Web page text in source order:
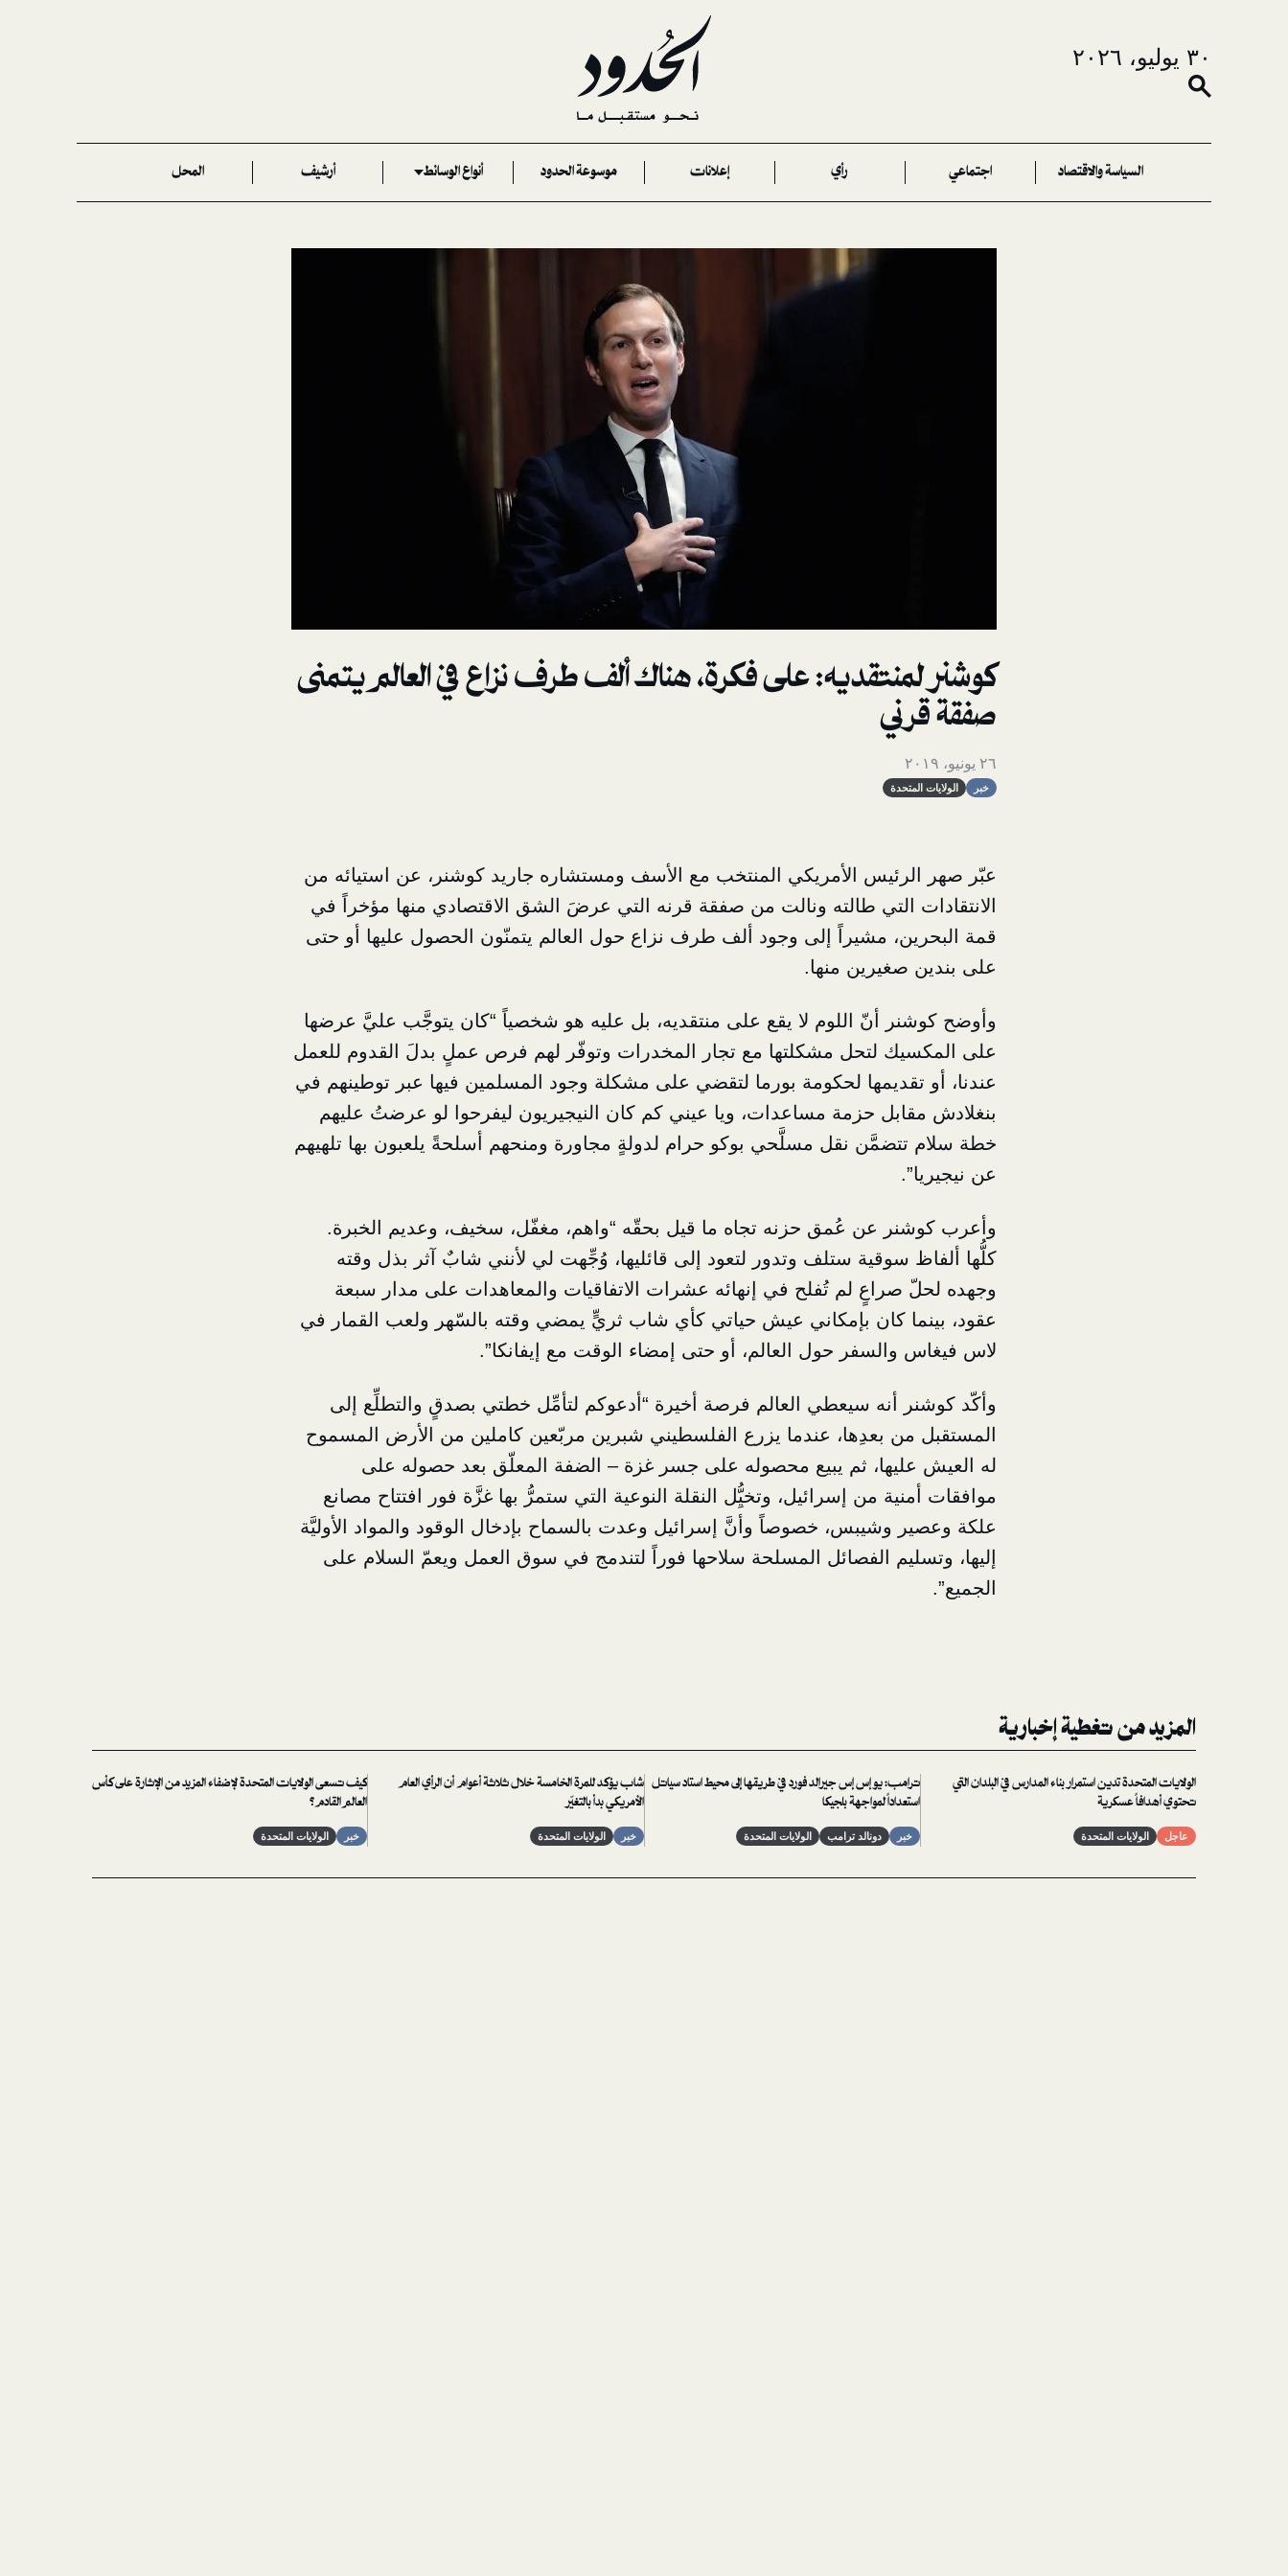
٣٠ يوليو، ٢٠٢٦
السياسة والاقتصاد اجتماعي رأي إعلانات موسوعة الحدود أنواع الوسائط أرشيف المحل
كوشنر لمنتقديه: على فكرة، هناك ألف طرف نزاع في العالم يتمنى
صفقة قرني
٢٦ يونيو، ٢٠١٩
خبر الولايات المتحدة
عبّر صهر الرئيس الأمريكي المنتخب مع الأسف ومستشاره جاريد كوشنر، عن استيائه من
الانتقادات التي طالته ونالت من صفقة قرنه التي عرضَ الشق الاقتصادي منها مؤخراً في
قمة البحرين، مشيراً إلى وجود ألف طرف نزاع حول العالم يتمنّون الحصول عليها أو حتى
على بندين صغيرين منها.
وأوضح كوشنر أنّ اللوم لا يقع على منتقديه، بل عليه هو شخصياً “كان يتوجَّب عليَّ عرضها
على المكسيك لتحل مشكلتها مع تجار المخدرات وتوفّر لهم فرص عملٍ بدلَ القدوم للعمل
عندنا، أو تقديمها لحكومة بورما لتقضي على مشكلة وجود المسلمين فيها عبر توطينهم في
بنغلادش مقابل حزمة مساعدات، ويا عيني كم كان النيجيريون ليفرحوا لو عرضتُ عليهم
خطة سلام تتضمَّن نقل مسلَّحي بوكو حرام لدولةٍ مجاورة ومنحهم أسلحةً يلعبون بها تلهيهم
عن نيجيريا”.
وأعرب كوشنر عن عُمق حزنه تجاه ما قيل بحقّه “واهم، مغفّل، سخيف، وعديم الخبرة.
كلُّها ألفاظ سوقية ستلف وتدور لتعود إلى قائليها، وُجِّهت لي لأنني شابٌ آثر بذل وقته
وجهده لحلّ صراعٍ لم تُفلح في إنهائه عشرات الاتفاقيات والمعاهدات على مدار سبعة
عقود، بينما كان بإمكاني عيش حياتي كأي شاب ثريٍّ يمضي وقته بالسّهر ولعب القمار في
لاس فيغاس والسفر حول العالم، أو حتى إمضاء الوقت مع إيفانكا”.
وأكّد كوشنر أنه سيعطي العالم فرصة أخيرة “أدعوكم لتأمِّل خطتي بصدقٍ والتطلِّع إلى
المستقبل من بعدِها، عندما يزرع الفلسطيني شبرين مربّعين كاملين من الأرض المسموح
له العيش عليها، ثم يبيع محصوله على جسر غزة – الضفة المعلّق بعد حصوله على
موافقات أمنية من إسرائيل، وتخيُِّل النقلة النوعية التي ستمرُّ بها غزَّة فور افتتاح مصانع
علكة وعصير وشيبس، خصوصاً وأنَّ إسرائيل وعدت بالسماح بإدخال الوقود والمواد الأوليَّة
إليها، وتسليم الفصائل المسلحة سلاحها فوراً لتندمج في سوق العمل ويعمّ السلام على
الجميع”.
المزيد من تغطية إخبارية
الولايات المتحدة تدين استمرار بناء المدارس في البلدان التي
تحتوي أهدافاً عسكرية
عاجل الولايات المتحدة
ترامب: يو إس إس جيرالد فورد في طريقها إلى محيط استاد سياتل
استعداداً لمواجهة بلجيكا
خبر دونالد ترامب الولايات المتحدة
شاب يؤكد للمرة الخامسة خلال ثلاثة أعوام أن الرأي العام
الأمريكي بدأ بالتغيّر
خبر الولايات المتحدة
كيف تسعى الولايات المتحدة لإضفاء المزيد من الإثارة على كأس
العالم القادم؟
خبر الولايات المتحدة